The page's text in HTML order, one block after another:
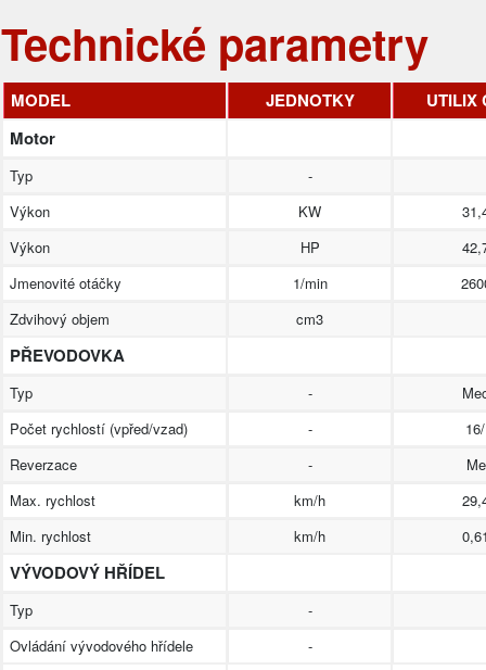
Technické parametry
MODEL JEDNOTKY
UTILIX
Motor
Typ
-
Výkon
KW
Výkon
HP
Jmenovité otáčky
1/min
Zdvihový objem
cm3
PŘEVODOVKA
Typ -
Počet rychlostí (vpřed/vzad)
-
Reverzace
-
Max. rychlost
km/h
Min. rychlost
km/h
VÝVODOVÝ HŘÍDEL
Typ
-
Ovládání vývodového hřídele
-